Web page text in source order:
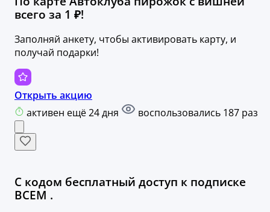
всего за 1 ₽!
Заполняй анкету, чтобы активировать карту, и
получай подарки!
Открыть акцию
активен ещё 24 дня
воспользовались 187 раз
С кодом бесплатный доступ к подписке
ВСЕМ .